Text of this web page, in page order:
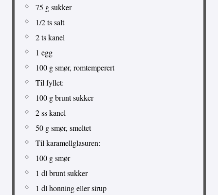
75 g sukker
1/2 ts salt
2 ts kanel
1 egg
100 g smør, romtemperert
Til fyllet:
100 g brunt sukker
2 ss kanel
50 g smør, smeltet
Til karamellglasuren:
100 g smør
1 dl brunt sukker
1 dl honning eller sirup